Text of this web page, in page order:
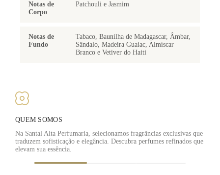
Notas de
Corpo
Patchouli e Jasmim
Notas de
Fundo
Tabaco, Baunilha de Madagascar, Âmbar,
Sândalo, Madeira Guaiac, Almíscar
Branco e Vetiver do Haiti
QUEM SOMOS
Na Santal Alta Perfumaria, selecionamos fragrâncias exclusivas que
traduzem sofisticação e elegância. Descubra perfumes refinados que
elevam sua essência.